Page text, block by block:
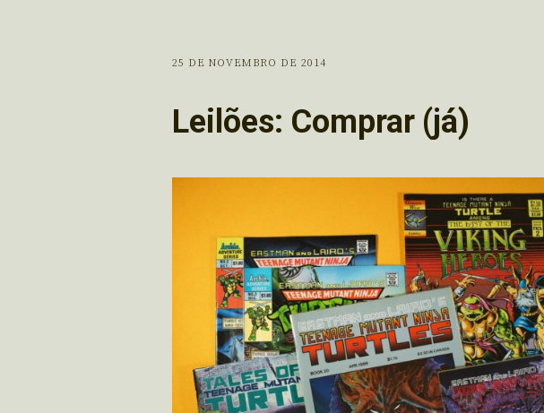
25 DE NOVEMBRO DE 2014
Leilões: Comprar (já)